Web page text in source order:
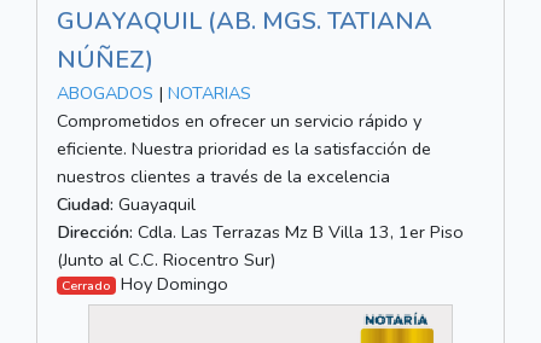
GUAYAQUIL (AB. MGS. TATIANA
NÚÑEZ)
ABOGADOS | NOTARIAS
Comprometidos en ofrecer un servicio rápido y
eficiente. Nuestra prioridad es la satisfacción de
nuestros clientes a través de la excelencia
Ciudad: Guayaquil
Dirección: Cdla. Las Terrazas Mz B Villa 13, 1er Piso
(Junto al C.C. Riocentro Sur)
Cerrado Hoy Domingo